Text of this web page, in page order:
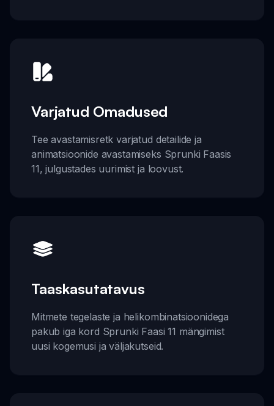
Varjatud Omadused
Tee avastamisretk varjatud detailide ja
animatsioonide avastamiseks Sprunki Faasis
11, julgustades uurimist ja loovust.
Taaskasutatavus
Mitmete tegelaste ja helikombinatsioonidega
pakub iga kord Sprunki Faasi 11 mängimist
uusi kogemusi ja väljakutseid.